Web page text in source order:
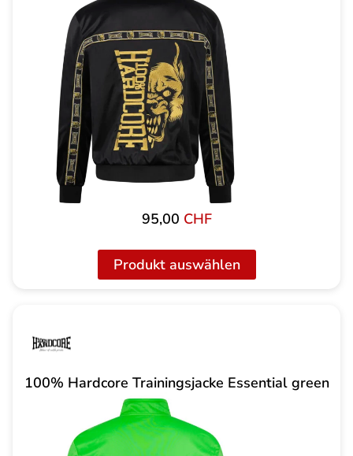
95,00 CHF
Produkt auswählen
100% Hardcore Trainingsjacke Essential green